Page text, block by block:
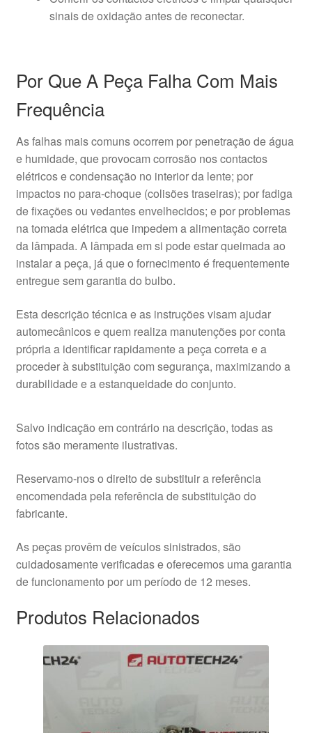
sinais de oxidação antes de reconectar.
Por Que A Peça Falha Com Mais
Frequência
As falhas mais comuns ocorrem por penetração de água
e humidade, que provocam corrosão nos contactos
elétricos e condensação no interior da lente; por
impactos no para-choque (colisões traseiras); por fadiga
de fixações ou vedantes envelhecidos; e por problemas
na tomada elétrica que impedem a alimentação correta
da lâmpada. A lâmpada em si pode estar queimada ao
instalar a peça, já que o fornecimento é frequentemente
entregue sem garantia do bulbo.
Esta descrição técnica e as instruções visam ajudar
automecânicos e quem realiza manutenções por conta
própria a identificar rapidamente a peça correta e a
proceder à substituição com segurança, maximizando a
durabilidade e a estanqueidade do conjunto.
Salvo indicação em contrário na descrição, todas as
fotos são meramente ilustrativas.
Reservamo-nos o direito de substituir a referência
encomendada pela referência de substituição do
fabricante.
As peças provêm de veículos sinistrados, são
cuidadosamente verificadas e oferecemos uma garantia
de funcionamento por um período de 12 meses.
Produtos Relacionados